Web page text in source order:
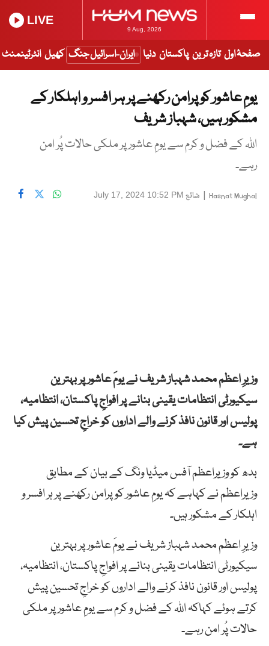
9 Aug, 2026
LIVE
صفحۂ اول تازہ ترین پاکستان دنیا ایران-اسرائیل جنگ کھیل انٹرٹینمنٹ
یومِ عاشور کو پرامن رکھنے پر ہر افسر و اہلکار کے
مشکور ہیں، شہباز شریف
اللہ کے فضل و کرم سے یومِ عاشور پر ملکی حالات پُر امن
رہے۔
Hasnat Mughal
| شائع July 17, 2024 10:52 PM
وزیرِ اعظم محمد شہباز شریف نے یومَ عاشور پر بہترین
سیکیورٹی انتظامات یقینی بنانے پر افواجِ پاکستان، انتظامیہ،
پولیس اور قانون نافذ کرنے والے اداروں کو خراجِ تحسین پیش کیا
ہے۔
بدھ کو وزیراعظم آفس میڈیا ونگ کے بیان کے مطابق
وزیراعظم نے کہاہے کہ یومِ عاشور کو پرامن رکھنے پر ہر افسر و
اہلکار کے مشکور ہیں۔
وزیرِ اعظم محمد شہباز شریف نے یومَ عاشور پر بہترین
سیکیورٹی انتظامات یقینی بنانے پر افواجِ پاکستان، انتظامیہ،
پولیس اور قانون نافذ کرنے والے اداروں کو خراجِ تحسین پیش
کرتے ہوئے کہاکہ اللہ کے فضل و کرم سے یومِ عاشور پر ملکی
حالات پُر امن رہے۔